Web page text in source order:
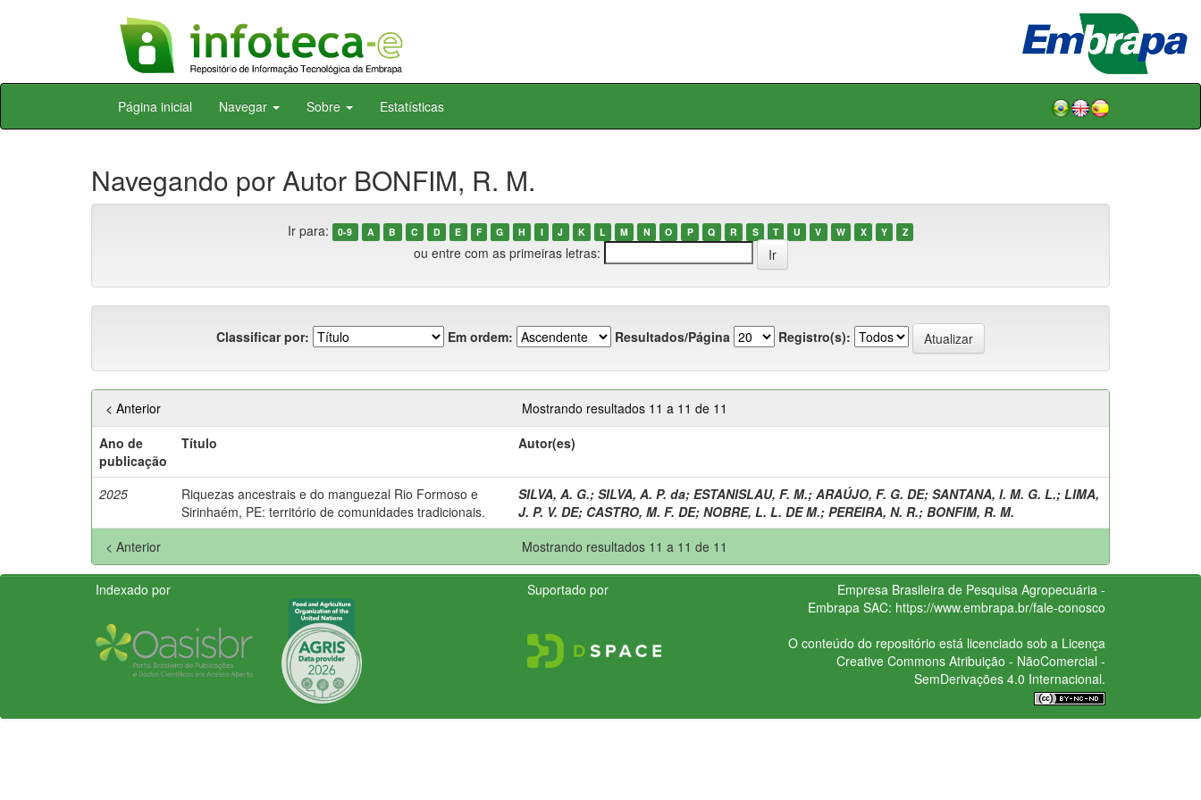
Skip
Página inicial Navegar Sobre Estatísticas
Navegando por Autor BONFIM, R. M.
Ir para: 0-9 A B C D E F G H I J K L M N O P Q R S T U V W X Y Z
ou entre com as primeiras letras:
Classificar por: Em ordem: Resultados/Página Registro(s):
Mostrando resultados 11 a 11 de 11
< Anterior
Ano de
publicação
Título Autor(es)
2025
Riquezas ancestrais e do manguezal Rio Formoso e
Sirinhaém, PE: território de comunidades tradicionais.
SILVA, A. G.; SILVA, A. P. da; ESTANISLAU, F. M.; ARAÚJO, F. G. DE; SANTANA, I. M. G. L.; LIMA,
J. P. V. DE; CASTRO, M. F. DE; NOBRE, L. L. DE M.; PEREIRA, N. R.; BONFIM, R. M.
Mostrando resultados 11 a 11 de 11
< Anterior
Indexado por Suportado por
Empresa Brasileira de Pesquisa Agropecuária -
Embrapa SAC: https://www.embrapa.br/fale-conosco
O conteúdo do repositório está licenciado sob a Licença
Creative CommonsAtribuição - NãoComercial -
SemDerivações 4.0 Internacional.